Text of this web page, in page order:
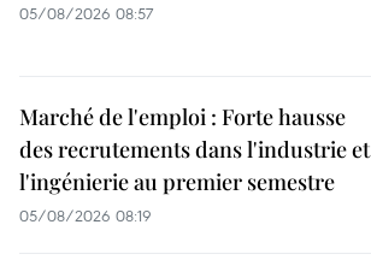
05/08/2026 08:57
Marché de l'emploi : Forte hausse
des recrutements dans l'industrie et
l'ingénierie au premier semestre
05/08/2026 08:19